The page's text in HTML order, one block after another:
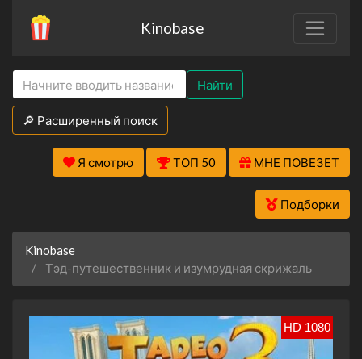
Kinobase
Найти
🔎 Расширенный поиск
Я смотрю ТОП 50 МНЕ ПОВЕЗЕТ
Подборки
Kinobase
Тэд-путешественник и изумрудная скрижаль
HD 1080